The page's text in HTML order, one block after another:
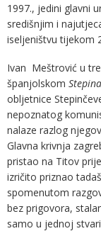
1997., jedini glavni
središnjim i
iseljeništvu tijekom
Ivan Meštrović u
španjolskom
obljetnice
nepoznatog
nalaze razlog
Glavna krivnja
pristao na Titov
izričito priznao
spomenutom
bez prigovora,
samo u jednoj